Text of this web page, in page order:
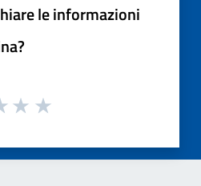
le informazioni